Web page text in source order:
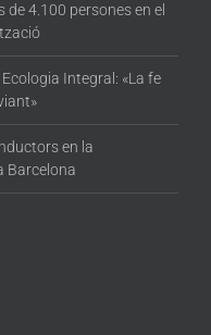
4.100 persones en el
Integral: «La fe
en la
Barcelona